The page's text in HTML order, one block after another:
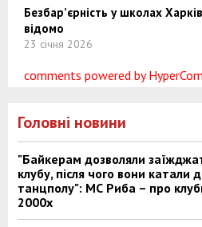
Безбар’єрність у школах
відомо
23 січня 2026
comments powered by
Головні новини
"Байкерам дозволяли
клубу, після чого вони катали
танцполу": МС Риба – про
2000х